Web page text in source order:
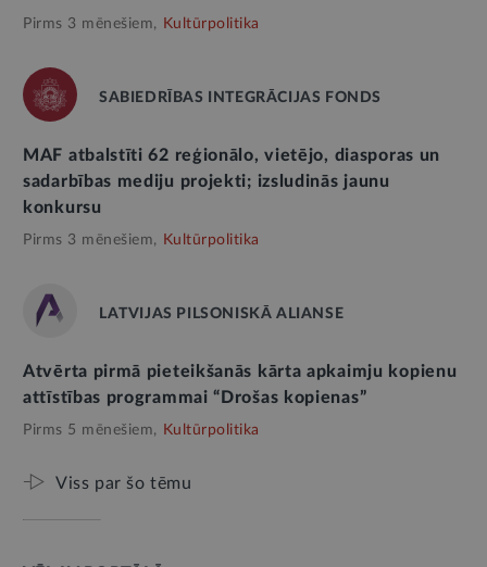
Pirms 3 mēnešiem, Kultūrpolitika
SABIEDRĪBAS INTEGRĀCIJAS FONDS
MAF atbalstīti 62 reģionālo, vietējo, diasporas un
sadarbības mediju projekti; izsludinās jaunu
konkursu
Pirms 3 mēnešiem, Kultūrpolitika
LATVIJAS PILSONISKĀ ALIANSE
Atvērta pirmā pieteikšanās kārta apkaimju kopienu
attīstības programmai “Drošas kopienas”
Pirms 5 mēnešiem, Kultūrpolitika
Viss par šo tēmu